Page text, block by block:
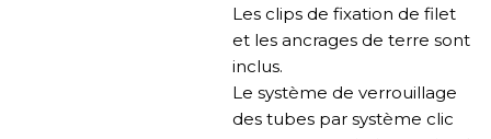
Les clips de fixation de filet
et les ancrages de terre sont
inclus.
Le système de verrouillage
des tubes par système clic